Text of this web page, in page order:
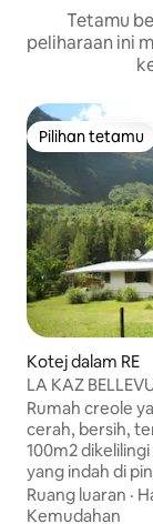
Tetamu
peliharaan ini
Pilihan tetamu
Pilihan tetamu
Kotej dalam RE
LA KAZ
gunung/hutan
Rumah creole
cerah, bersih,
100m2
yang indah di
yang
Warisan Dunia
Ruang luaran ·
Kemudahan